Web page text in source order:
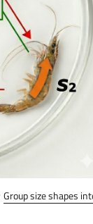
Group size shapes